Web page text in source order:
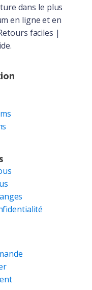
dans le plus
en ligne et en
faciles |